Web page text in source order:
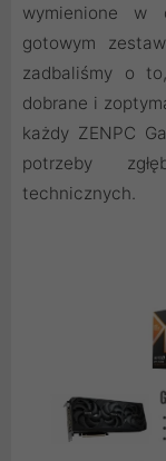
wymienione w
gotowym
zadbaliśmy o
dobrane i
każdy ZENPC
potrzeby
technicznych.